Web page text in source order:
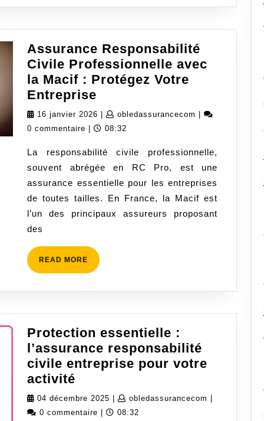
Assurance Responsabilité
Civile Professionnelle avec
la Macif : Protégez Votre
Entreprise
Responsabilité
Civile
avec
la
Macif
:
Protégez
Entreprise
16 janvier 2026 16
janvier
| obledassurancecom |
0 commentaire | 08:32
La responsabilité civile professionnelle,
souvent abrégée en RC Pro, est une
assurance essentielle pour les entreprises
de toutes tailles. En France, la Macif est
l’un des principaux assureurs proposant
des
READ MORE READ
MORE
Protection essentielle :
l’assurance responsabilité
civile entreprise pour votre
activité
essentielle
:
04 décembre 2025 04
décembre
obledassurancecom
0 commentaire
08:32